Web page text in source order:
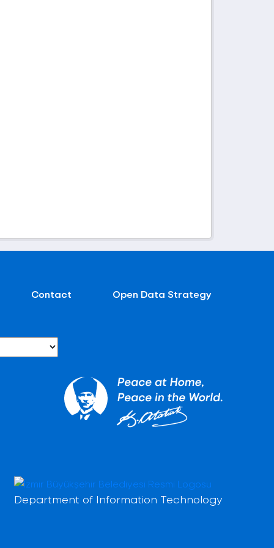
Contact Open Data Strategy
Department of Information Technology